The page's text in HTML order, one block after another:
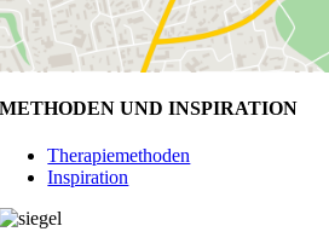
METHODEN UND INSPIRATION
Therapiemethoden
Inspiration